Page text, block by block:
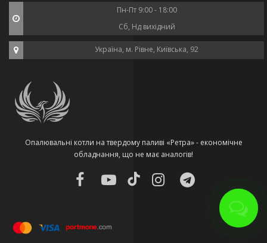
Пн-Пт 9:00 - 18:00
Сб, Нд вихідний
Україна, м. Рівне, Київська, 92
Опалювальні котли на твердому паливі «Ретра» - економічне
обладнання, що не має аналогів!